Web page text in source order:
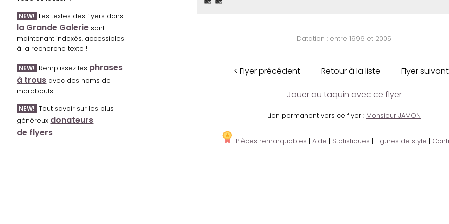
NEW! Les textes des flyers dans
la Grande Galerie sont
maintenant indexés, accessibles
à la recherche texte !
NEW! Remplissez les phrases
à trous avec des noms de
marabouts !
NEW! Tout savoir sur les plus
généreux donateurs
de flyers.
⊠⊠ ⊠⊠
Datation : entre 1996 et 2005
< Flyer précédent Retour à la liste Flyer
Jouer au taquin avec ce flyer
Lien permanent vers ce flyer : Monsieur JAMON
Pièces remarquables | Aide | Statistiques | Figures de style |